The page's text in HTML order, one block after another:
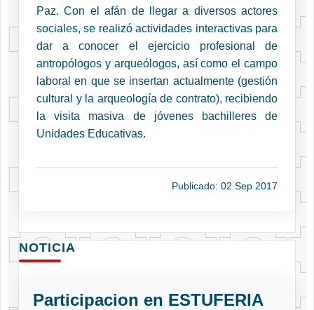
Paz. Con el afán de llegar a diversos actores
sociales, se realizó actividades interactivas para
dar a conocer el ejercicio profesional de
antropólogos y arqueólogos, así como el campo
laboral en que se insertan actualmente (gestión
cultural y la arqueología de contrato), recibiendo
la visita masiva de jóvenes bachilleres de
Unidades Educativas.
Publicado: 02 Sep 2017
NOTICIA
Participacion en ESTUFERIA